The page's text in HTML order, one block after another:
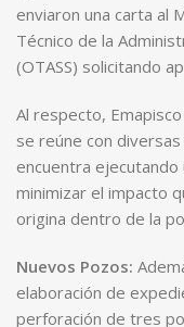
enviaron una carta al
Técnico de la
(OTASS) solicitando
Al respecto,
se reúne con
encuentra
minimizar el impacto
origina dentro de la
Nuevos Pozos:
elaboración de
perforación de tres